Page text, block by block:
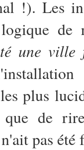
!). Les
une ville
plus
de
pas